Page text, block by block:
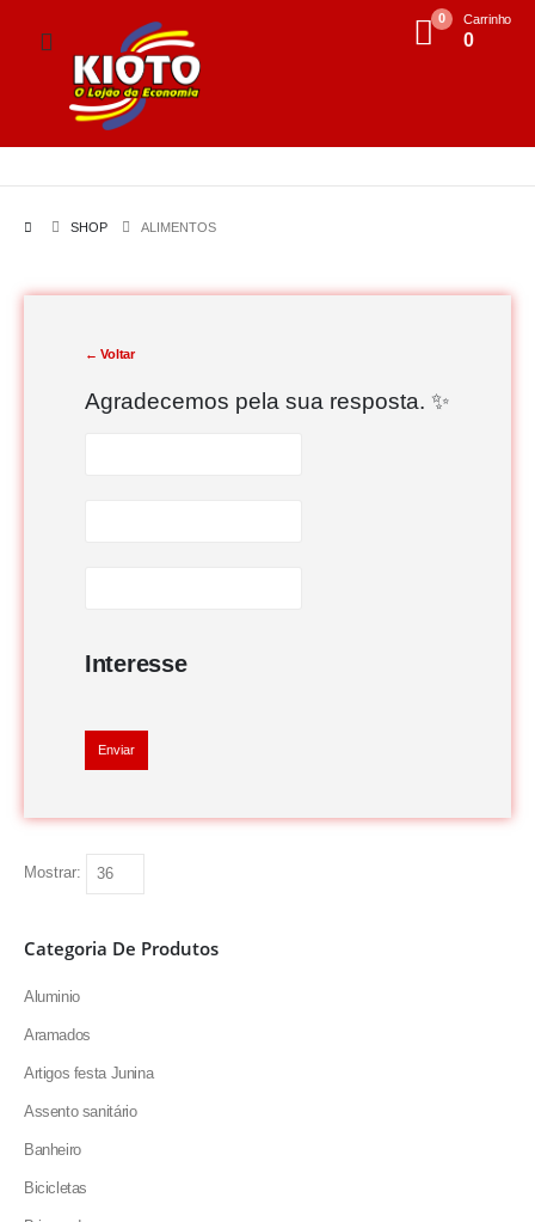
0 Carrinho
0
SHOP ALIMENTOS
← Voltar
Agradecemos pela sua resposta. ✨
Interesse
Enviar
Mostrar:
Categoria De Produtos
Aluminio
Aramados
Artigos festa Junina
Assento sanitário
Banheiro
Bicicletas